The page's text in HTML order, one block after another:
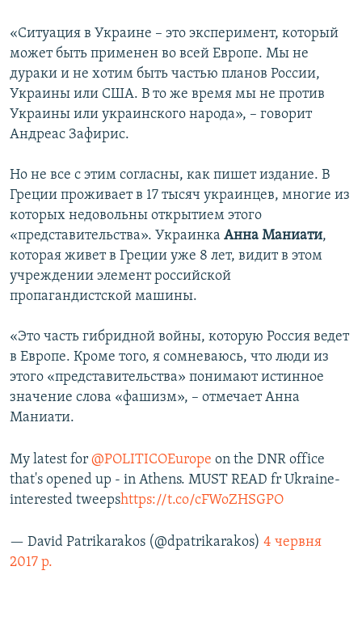
«Ситуация в Украине – это эксперимент, который
может быть применен во всей Европе. Мы не
дураки и не хотим быть частью планов России,
Украины или США. В то же время мы не против
Украины или украинского народа», – говорит
Андреас Зафирис.
Но не все с этим согласны, как пишет издание. В
Греции проживает в 17 тысяч украинцев, многие из
которых недовольны открытием этого
«представительства». Украинка Анна Маниати,
которая живет в Греции уже 8 лет, видит в этом
учреждении элемент российской
пропагандистской машины.
«Это часть гибридной войны, которую Россия ведет
в Европе. Кроме того, я сомневаюсь, что люди из
этого «представительства» понимают истинное
значение слова «фашизм», – отмечает Анна
Маниати.
My latest for @POLITICOEurope on the DNR office
that's opened up - in Athens. MUST READ fr Ukraine-
interested tweepshttps://t.co/cFWoZHSGPO
— David Patrikarakos (@dpatrikarakos) 4 червня
2017 р.